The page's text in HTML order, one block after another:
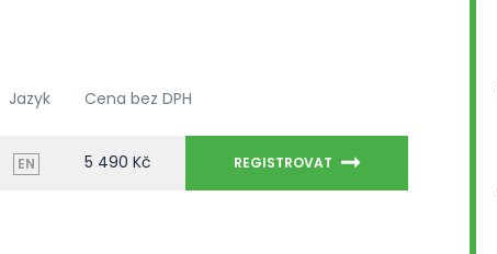
Jazyk Cena bez DPH
EN 5 490 Kč REGISTROVAT